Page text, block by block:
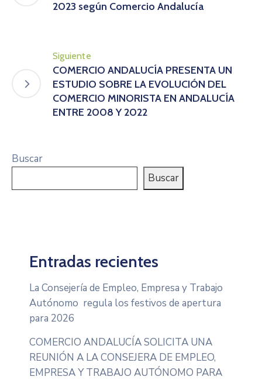
2023 según Comercio Andalucía
Siguiente
COMERCIO ANDALUCÍA PRESENTA UN
ESTUDIO SOBRE LA EVOLUCIÓN DEL
COMERCIO MINORISTA EN ANDALUCÍA
ENTRE 2008 Y 2022
Buscar
Buscar
Entradas recientes
La Consejería de Empleo, Empresa y Trabajo
Autónomo regula los festivos de apertura
para 2026
COMERCIO ANDALUCÍA SOLICITA UNA
REUNIÓN A LA CONSEJERA DE EMPLEO,
EMPRESA Y TRABAJO AUTÓNOMO PARA